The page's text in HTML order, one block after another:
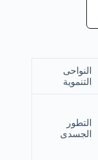
النواحى
التنموية
التطور
الجسدى